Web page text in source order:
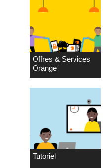
Offres & Services
Orange
Tutoriel